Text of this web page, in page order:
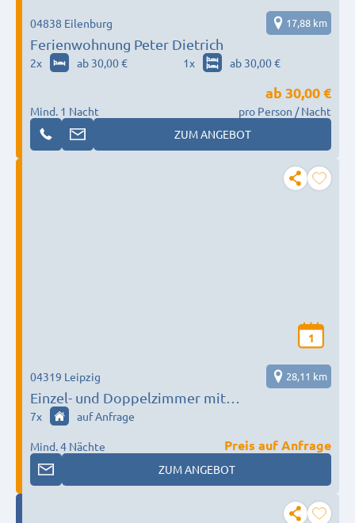
Ferienwohnung Peter Dietrich
04838 Eilenburg 17,88 km
2x ab 30,00 € 1x ab 30,00 €
Mind. 1 Nacht
ab 30,00 €
pro Person / Nacht
ZUM ANGEBOT
1
Einzel- und Doppelzimmer mit
Grillmöglichkeit in Leipzig
04319 Leipzig 28,11 km
7x auf Anfrage
Mind. 4 Nächte
Preis auf Anfrage
ZUM ANGEBOT